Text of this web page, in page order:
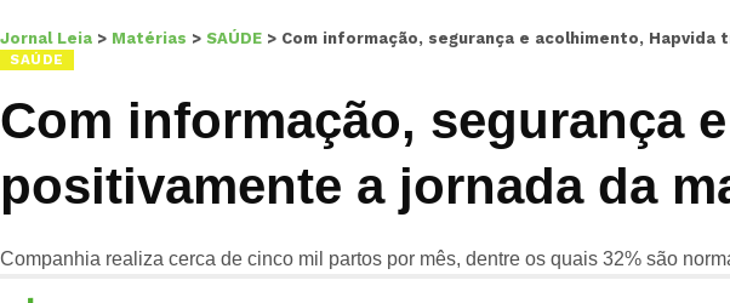
Jornal Leia > Matérias > SAÚDE > Com informação, segurança e acolhimento,
SAÚDE
Com informação, segurança
positivamente a jornada da
Companhia realiza cerca de cinco mil partos por mês, dentre os quais 32% são